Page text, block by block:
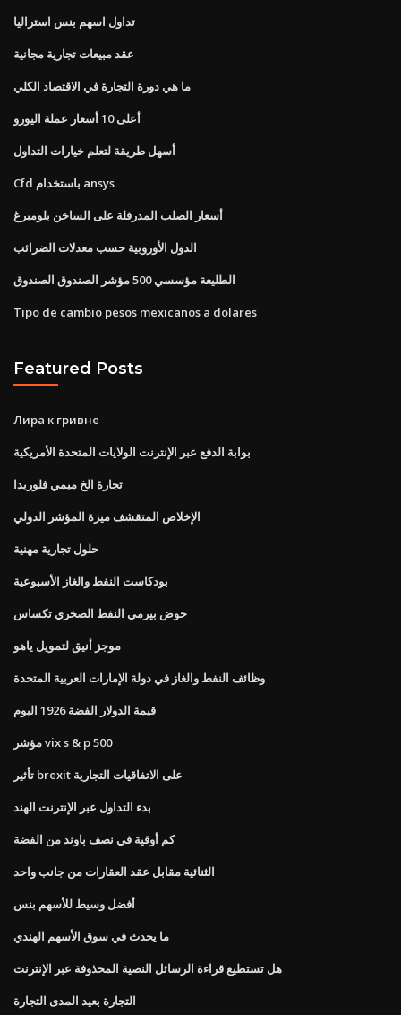
تداول اسهم بنس استراليا
عقد مبيعات تجارية مجانية
ما هي دورة التجارة في الاقتصاد الكلي
أعلى 10 أسعار عملة اليورو
أسهل طريقة لتعلم خيارات التداول
Cfd باستخدام ansys
أسعار الصلب المدرفلة على الساخن بلومبرغ
الدول الأوروبية حسب معدلات الضرائب
الطليعة مؤسسي 500 مؤشر الصندوق الصندوق
Tipo de cambio pesos mexicanos a dolares
Featured Posts
Лира к гривне
بوابة الدفع عبر الإنترنت الولايات المتحدة الأمريكية
تجارة الخ ميمي فلوريدا
الإخلاص المتقشف ميزة المؤشر الدولي
حلول تجارية مهنية
بودكاست النفط والغاز الأسبوعية
حوض بيرمي النفط الصخري تكساس
موجز أنيق لتمويل ياهو
وظائف النفط والغاز في دولة الإمارات العربية المتحدة
قيمة الدولار الفضة 1926 اليوم
مؤشر vix s & p 500
تأثير brexit على الاتفاقيات التجارية
بدء التداول عبر الإنترنت الهند
كم أوقية في نصف باوند من الفضة
الثنائية مقابل عقد العقارات من جانب واحد
أفضل وسيط للأسهم بنس
ما يحدث في سوق الأسهم الهندي
هل تستطيع قراءة الرسائل النصية المحذوفة عبر الإنترنت
التجارة بعيد المدى التجارة